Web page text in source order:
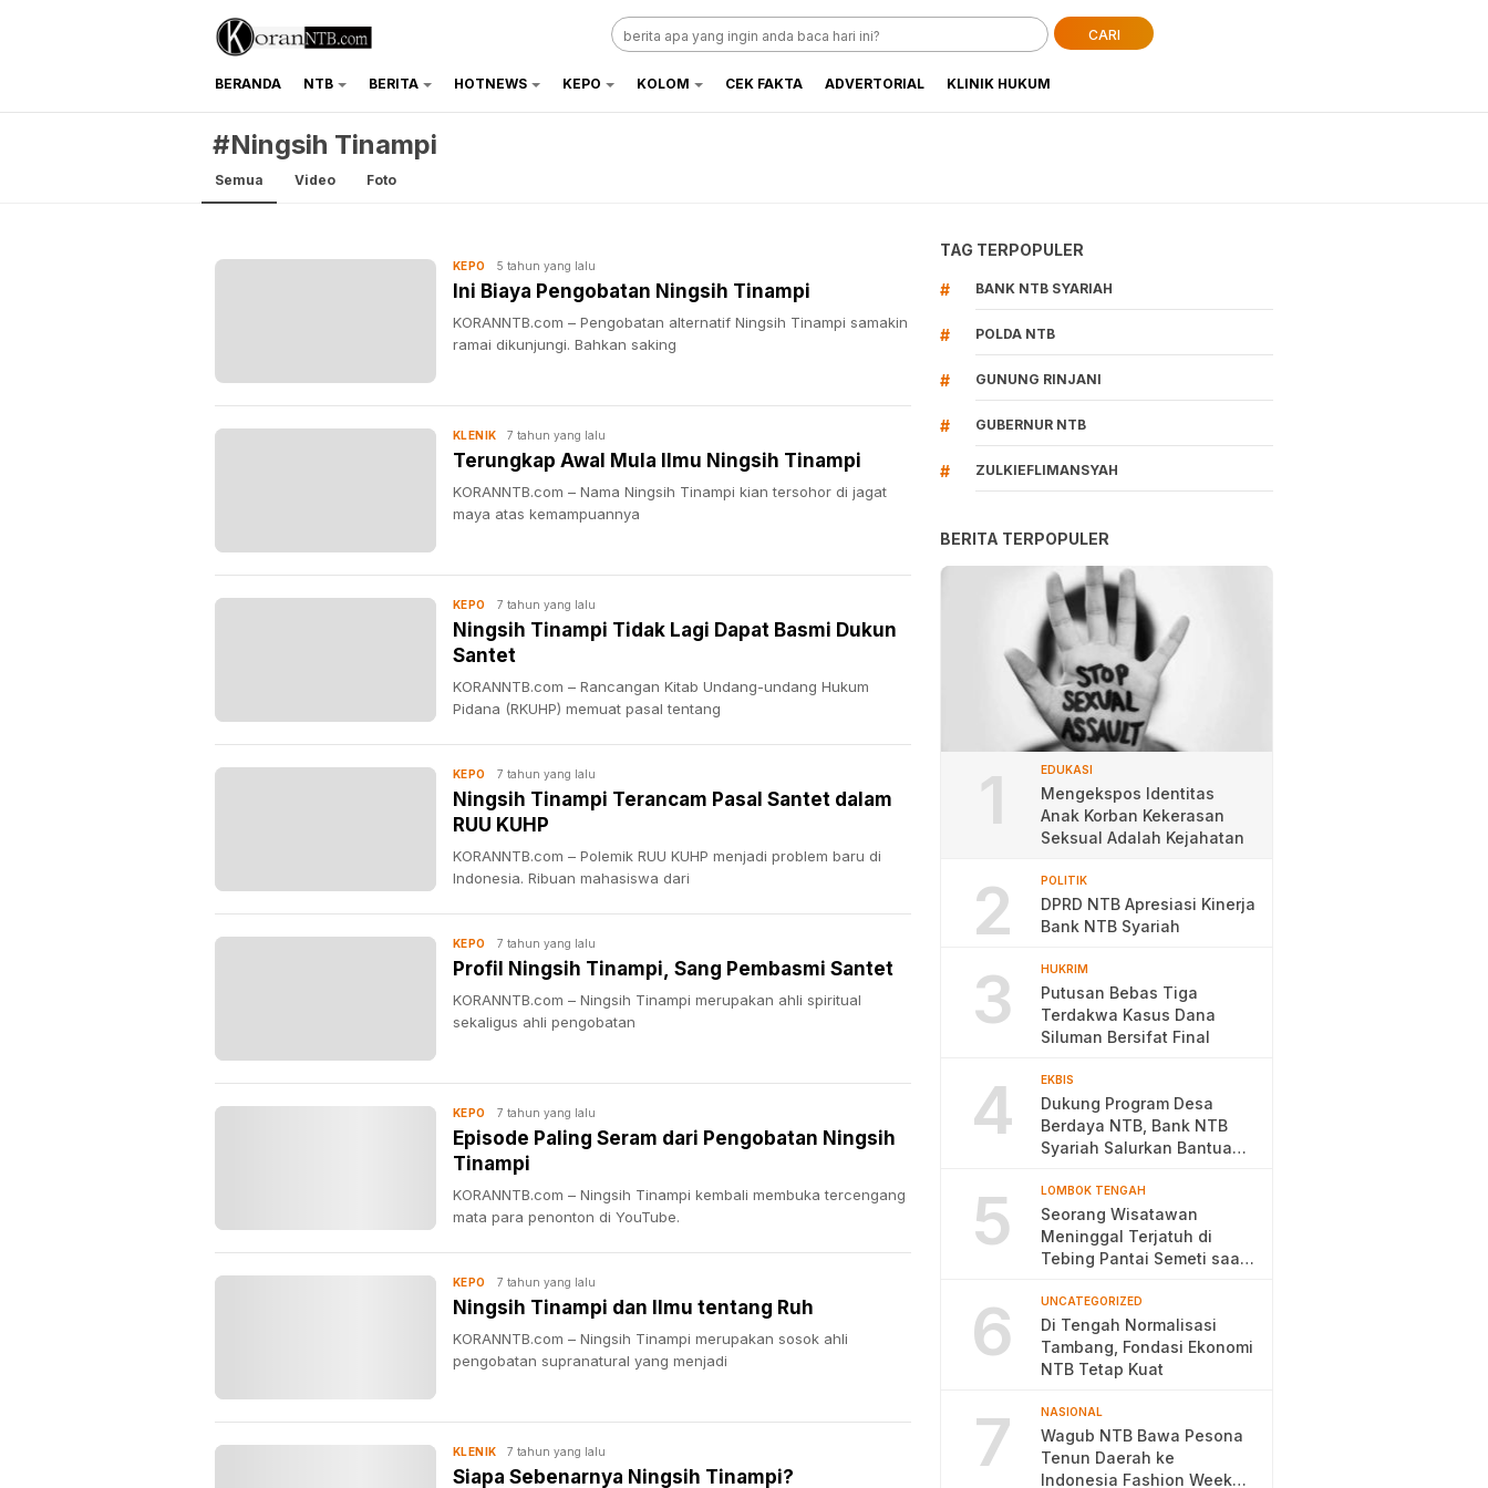
koranntb.com
CARI
BERANDA NTB BERITA HOTNEWS KEPO KOLOM CEK FAKTA ADVERTORIAL KLINIK HUKUM
#Ningsih Tinampi
Semua Video Foto
KEPO 5 tahun yang lalu
Ini Biaya Pengobatan Ningsih Tinampi
KORANNTB.com – Pengobatan alternatif Ningsih Tinampi samakin
ramai dikunjungi. Bahkan saking
KLENIK 7 tahun yang lalu
Terungkap Awal Mula Ilmu Ningsih Tinampi
KORANNTB.com – Nama Ningsih Tinampi kian tersohor di jagat
maya atas kemampuannya
KEPO 7 tahun yang lalu
Ningsih Tinampi Tidak Lagi Dapat Basmi Dukun
Santet
KORANNTB.com – Rancangan Kitab Undang-undang Hukum
Pidana (RKUHP) memuat pasal tentang
KEPO 7 tahun yang lalu
Ningsih Tinampi Terancam Pasal Santet dalam
RUU KUHP
KORANNTB.com – Polemik RUU KUHP menjadi problem baru di
Indonesia. Ribuan mahasiswa dari
KEPO 7 tahun yang lalu
Profil Ningsih Tinampi, Sang Pembasmi Santet
KORANNTB.com – Ningsih Tinampi merupakan ahli spiritual
sekaligus ahli pengobatan
KEPO 7 tahun yang lalu
Episode Paling Seram dari Pengobatan Ningsih
Tinampi
KORANNTB.com – Ningsih Tinampi kembali membuka tercengang
mata para penonton di YouTube.
KEPO 7 tahun yang lalu
Ningsih Tinampi dan Ilmu tentang Ruh
KORANNTB.com – Ningsih Tinampi merupakan sosok ahli
pengobatan supranatural yang menjadi
KLENIK 7 tahun yang lalu
Siapa Sebenarnya Ningsih Tinampi?
TAG TERPOPULER
# BANK NTB SYARIAH
# POLDA NTB
# GUNUNG RINJANI
# GUBERNUR NTB
# ZULKIEFLIMANSYAH
BERITA TERPOPULER
1 EDUKASI
Mengekspos Identitas
Anak Korban Kekerasan
Seksual Adalah Kejahatan
2 POLITIK
DPRD NTB Apresiasi Kinerja
Bank NTB Syariah
3 HUKRIM
Putusan Bebas Tiga
Terdakwa Kasus Dana
Siluman Bersifat Final
4 EKBIS
Dukung Program Desa
Berdaya NTB, Bank NTB
Syariah Salurkan Bantuan
5 LOMBOK TENGAH
Seorang Wisatawan
Meninggal Terjatuh di
Tebing Pantai Semeti saat
6 UNCATEGORIZED
Di Tengah Normalisasi
Tambang, Fondasi Ekonomi
NTB Tetap Kuat
7 NASIONAL
Wagub NTB Bawa Pesona
Tenun Daerah ke
Indonesia Fashion Week